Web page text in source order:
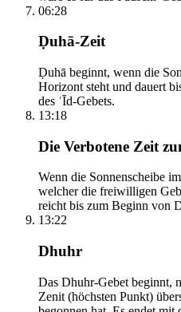
06:28
Ḍuhā-Zeit
Ḍuhā beginnt, wenn die
Horizont steht und dauert
des ʿĪd-Gebets.
13:18
Die Verbotene Zeit
Wenn die Sonnenscheibe
welcher die freiwilligen
reicht bis zum Beginn von
13:22
Dhuhr
Das Dhuhr-Gebet beginnt,
Zenit (höchsten Punkt)